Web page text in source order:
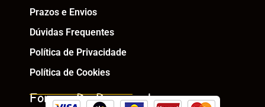
Prazos e Envios
Dúvidas Frequentes
Política de Privacidade
Política de Cookies
Formas De Pagamento